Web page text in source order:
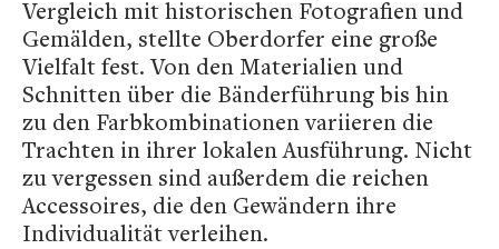
Vergleich mit historischen Fotografien und
Gemälden, stellte Oberdorfer eine große
Vielfalt fest. Von den Materialien und
Schnitten über die Bänderführung bis hin
zu den Farbkombinationen variieren die
Trachten in ihrer lokalen Ausführung. Nicht
zu vergessen sind außerdem die reichen
Accessoires, die den Gewändern ihre
Individualität verleihen.